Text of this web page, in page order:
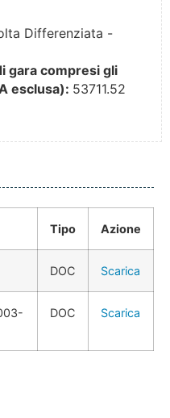
Differenziata -
gara compresi gli
esclusa): 53711.52
Tipo Azione
DOC Scarica
DOC Scarica